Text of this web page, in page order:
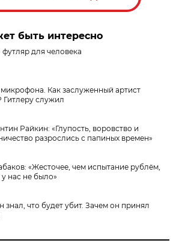
быть интересно
футляр для человека
Как заслуженный артист
служил
Райкин: «Глупость, воровство и
разрослись с папиных времен»
«Жесточее, чем испытание рублём,
у нас не было»
знал, что будет убит. Зачем он принял